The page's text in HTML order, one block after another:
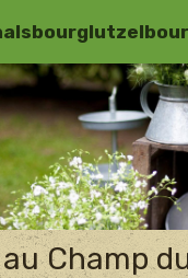
Champ